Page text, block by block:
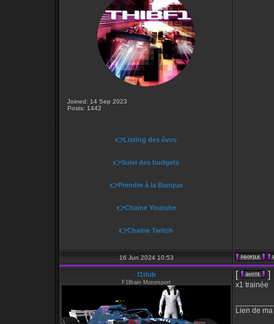
Joined: 14 Sep 2023
Posts: 1442
👉Listing des évos
👉Suivi des budgets
👉Prendre à la Banque
👉Chaine Youtube
👉Chaine Twitch
16 Jun 2024 10:53
f1thib
F1Brain Motorsport
[ ]
x1 trainée
Lien de